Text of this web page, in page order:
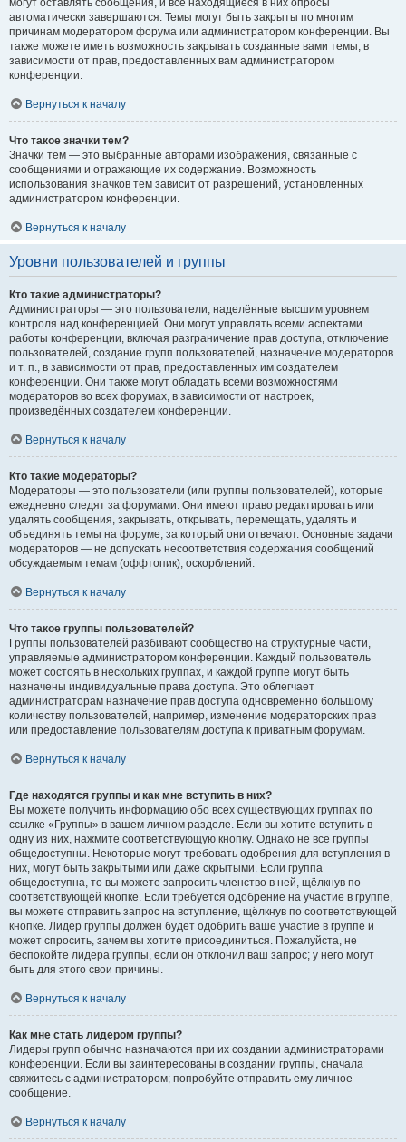
могут оставлять сообщения, и все находящиеся в них опросы
автоматически завершаются. Темы могут быть закрыты по многим
причинам модератором форума или администратором конференции. Вы
также можете иметь возможность закрывать созданные вами темы, в
зависимости от прав, предоставленных вам администратором
конференции.
Вернуться к началу
Что такое значки тем?
Значки тем — это выбранные авторами изображения, связанные с
сообщениями и отражающие их содержание. Возможность
использования значков тем зависит от разрешений, установленных
администратором конференции.
Вернуться к началу
Уровни пользователей и группы
Кто такие администраторы?
Администраторы — это пользователи, наделённые высшим уровнем
контроля над конференцией. Они могут управлять всеми аспектами
работы конференции, включая разграничение прав доступа, отключение
пользователей, создание групп пользователей, назначение модераторов
и т. п., в зависимости от прав, предоставленных им создателем
конференции. Они также могут обладать всеми возможностями
модераторов во всех форумах, в зависимости от настроек,
произведённых создателем конференции.
Вернуться к началу
Кто такие модераторы?
Модераторы — это пользователи (или группы пользователей), которые
ежедневно следят за форумами. Они имеют право редактировать или
удалять сообщения, закрывать, открывать, перемещать, удалять и
объединять темы на форуме, за который они отвечают. Основные задачи
модераторов — не допускать несоответствия содержания сообщений
обсуждаемым темам (оффтопик), оскорблений.
Вернуться к началу
Что такое группы пользователей?
Группы пользователей разбивают сообщество на структурные части,
управляемые администратором конференции. Каждый пользователь
может состоять в нескольких группах, и каждой группе могут быть
назначены индивидуальные права доступа. Это облегчает
администраторам назначение прав доступа одновременно большому
количеству пользователей, например, изменение модераторских прав
или предоставление пользователям доступа к приватным форумам.
Вернуться к началу
Где находятся группы и как мне вступить в них?
Вы можете получить информацию обо всех существующих группах по
ссылке «Группы» в вашем личном разделе. Если вы хотите вступить в
одну из них, нажмите соответствующую кнопку. Однако не все группы
общедоступны. Некоторые могут требовать одобрения для вступления в
них, могут быть закрытыми или даже скрытыми. Если группа
общедоступна, то вы можете запросить членство в ней, щёлкнув по
соответствующей кнопке. Если требуется одобрение на участие в группе,
вы можете отправить запрос на вступление, щёлкнув по соответствующей
кнопке. Лидер группы должен будет одобрить ваше участие в группе и
может спросить, зачем вы хотите присоединиться. Пожалуйста, не
беспокойте лидера группы, если он отклонил ваш запрос; у него могут
быть для этого свои причины.
Вернуться к началу
Как мне стать лидером группы?
Лидеры групп обычно назначаются при их создании администраторами
конференции. Если вы заинтересованы в создании группы, сначала
свяжитесь с администратором; попробуйте отправить ему личное
сообщение.
Вернуться к началу